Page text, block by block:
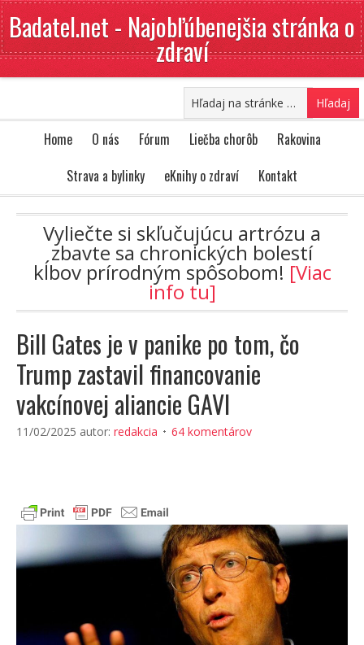
Badatel.net - Najobľúbenejšia stránka o
zdraví
Home O nás Fórum Liečba chorôb
Rakovina
Strava a bylinky
eKnihy o zdraví Kontakt
Vyliečte si skľučujúcu artrózu a
zbavte sa chronických bolestí
kĺbov prírodným spôsobom! [Viac
info tu]
Bill Gates je v panike po tom, čo
Trump zastavil financovanie
vakcínovej aliancie GAVI
11/02/2025 autor: redakcia 64 komentárov